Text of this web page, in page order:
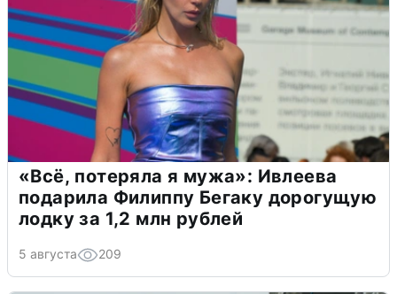
«Всё, потеряла я мужа»: Ивлеева
подарила Филиппу Бегаку дорогущую
лодку за 1,2 млн рублей
5 августа 209